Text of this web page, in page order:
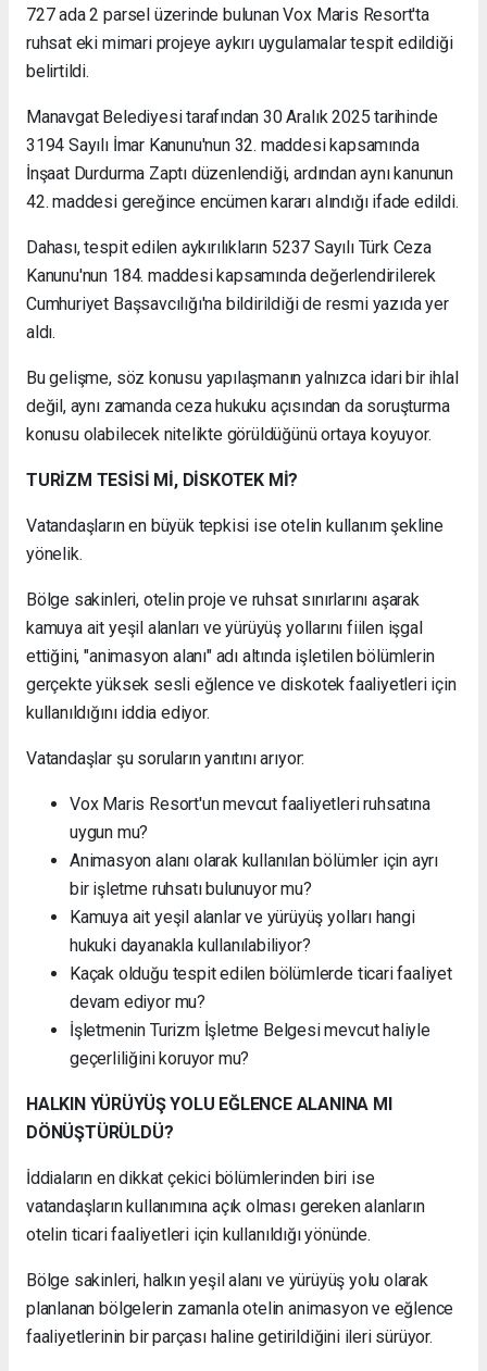
727 ada 2 parsel üzerinde bulunan Vox Maris Resort'ta
ruhsat eki mimari projeye aykırı uygulamalar tespit edildiği
belirtildi.
Manavgat Belediyesi tarafından 30 Aralık 2025 tarihinde
3194 Sayılı İmar Kanunu'nun 32. maddesi kapsamında
İnşaat Durdurma Zaptı düzenlendiği, ardından aynı kanunun
42. maddesi gereğince encümen kararı alındığı ifade edildi.
Dahası, tespit edilen aykırılıkların 5237 Sayılı Türk Ceza
Kanunu'nun 184. maddesi kapsamında değerlendirilerek
Cumhuriyet Başsavcılığı'na bildirildiği de resmi yazıda yer
aldı.
Bu gelişme, söz konusu yapılaşmanın yalnızca idari bir ihlal
değil, aynı zamanda ceza hukuku açısından da soruşturma
konusu olabilecek nitelikte görüldüğünü ortaya koyuyor.
TURİZM TESİSİ Mİ, DİSKOTEK Mİ?
Vatandaşların en büyük tepkisi ise otelin kullanım şekline
yönelik.
Bölge sakinleri, otelin proje ve ruhsat sınırlarını aşarak
kamuya ait yeşil alanları ve yürüyüş yollarını fiilen işgal
ettiğini, "animasyon alanı" adı altında işletilen bölümlerin
gerçekte yüksek sesli eğlence ve diskotek faaliyetleri için
kullanıldığını iddia ediyor.
Vatandaşlar şu soruların yanıtını arıyor:
Vox Maris Resort'un mevcut faaliyetleri ruhsatına
uygun mu?
Animasyon alanı olarak kullanılan bölümler için ayrı
bir işletme ruhsatı bulunuyor mu?
Kamuya ait yeşil alanlar ve yürüyüş yolları hangi
hukuki dayanakla kullanılabiliyor?
Kaçak olduğu tespit edilen bölümlerde ticari faaliyet
devam ediyor mu?
İşletmenin Turizm İşletme Belgesi mevcut haliyle
geçerliliğini koruyor mu?
HALKIN YÜRÜYÜŞ YOLU EĞLENCE ALANINA MI
DÖNÜŞTÜRÜLDÜ?
İddiaların en dikkat çekici bölümlerinden biri ise
vatandaşların kullanımına açık olması gereken alanların
otelin ticari faaliyetleri için kullanıldığı yönünde.
Bölge sakinleri, halkın yeşil alanı ve yürüyüş yolu olarak
planlanan bölgelerin zamanla otelin animasyon ve eğlence
faaliyetlerinin bir parçası haline getirildiğini ileri sürüyor.